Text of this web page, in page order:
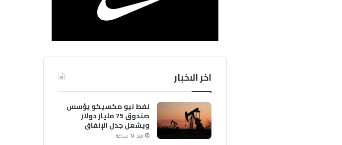
اخر الاخبار
نفط نيو مكسيكو يؤسس
صندوق 75 مليار دولار
ويشعل جدل الإنفاق
منذ 14 ساعة